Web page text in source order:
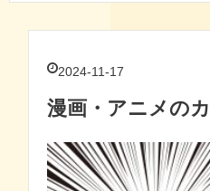
2024-11-17
漫画・アニメの